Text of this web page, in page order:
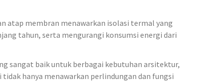
atap membran menawarkan isolasi termal yang
tahun, serta mengurangi konsumsi energi dari
sangat baik untuk berbagai kebutuhan arsitektur,
hanya menawarkan perlindungan dan fungsi